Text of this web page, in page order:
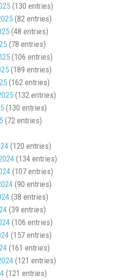
(130 entries)
(82 entries)
(48 entries)
(78 entries)
(106 entries)
(189 entries)
(162 entries)
(132 entries)
(130 entries)
(72 entries)
(120 entries)
(134 entries)
(107 entries)
(90 entries)
(38 entries)
(39 entries)
(106 entries)
(157 entries)
(161 entries)
(121 entries)
(121 entries)